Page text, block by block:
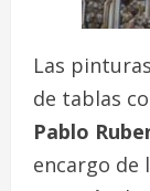
Las
de tablas
Pablo
encargo de